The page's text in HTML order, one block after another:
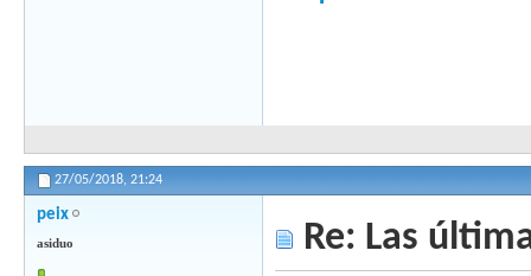
27/05/2018, 21:24
peix
asiduo Re: Las